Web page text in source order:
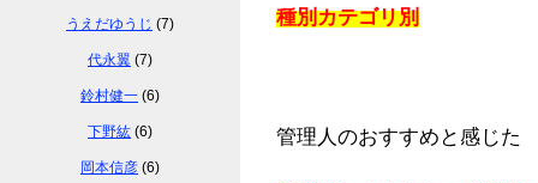
種別カテゴリ別
管理人のおすすめと感じた
うえだゆうじ (7)
代永翼 (7)
鈴村健一 (6)
下野紘 (6)
岡本信彦 (6)